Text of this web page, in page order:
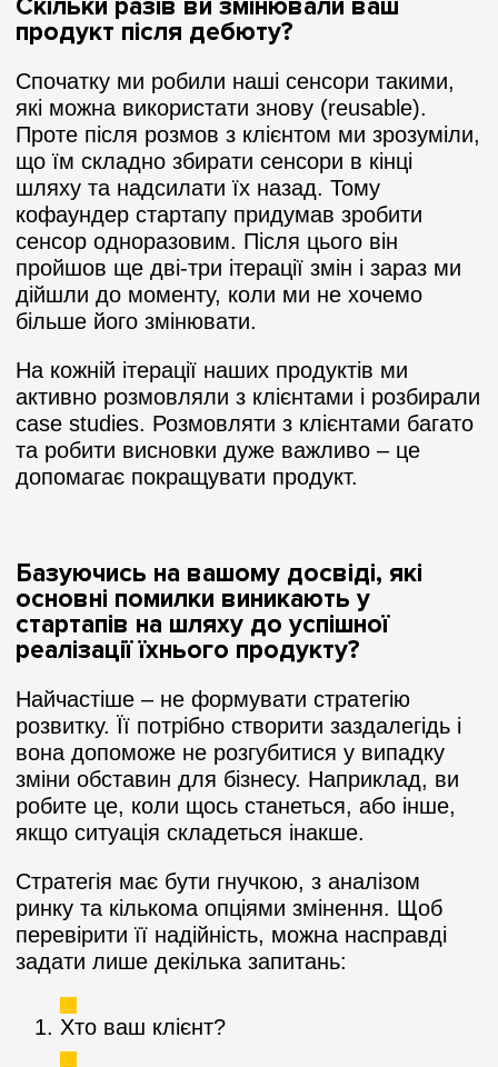
Скільки разів ви змінювали ваш
продукт після дебюту?
Спочатку ми робили наші сенсори такими,
які можна використати знову (reusable).
Проте після розмов з клієнтом ми зрозуміли,
що їм складно збирати сенсори в кінці
шляху та надсилати їх назад. Тому
кофаундер стартапу придумав зробити
сенсор одноразовим. Після цього він
пройшов ще дві-три ітерації змін і зараз ми
дійшли до моменту, коли ми не хочемо
більше його змінювати.
На кожній ітерації наших продуктів ми
активно розмовляли з клієнтами і розбирали
case studies. Розмовляти з клієнтами багато
та робити висновки дуже важливо – це
допомагає покращувати продукт.
Базуючись на вашому досвіді, які
основні помилки виникають у
стартапів на шляху до успішної
реалізації їхнього продукту?
Найчастіше – не формувати стратегію
розвитку. Її потрібно створити заздалегідь і
вона допоможе не розгубитися у випадку
зміни обставин для бізнесу. Наприклад, ви
робите це, коли щось станеться, або інше,
якщо ситуація складеться інакше.
Стратегія має бути гнучкою, з аналізом
ринку та кількома опціями змінення. Щоб
перевірити її надійність, можна насправді
задати лише декілька запитань:
Хто ваш клієнт?